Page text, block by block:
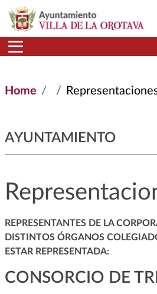
Skip to main content
Home
AYUNTAMIENTO
REPRESENTANTES DE LA
DISTINTOS ÓRGANOS
ESTAR REPRESENTADA:
CONSORCIO DE